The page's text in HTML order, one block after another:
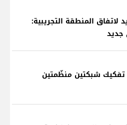
لاتفاق المنطقة التجريبية:
جديد
شبكتين منظّمتين